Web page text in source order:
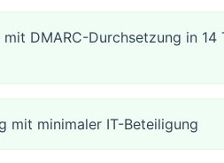
DMARC-Durchsetzung in 14
mit minimaler IT-Beteiligung